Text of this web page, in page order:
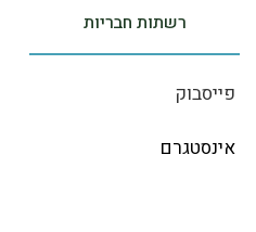
רשתות חבריות
פייסבוק
אינסטגרם